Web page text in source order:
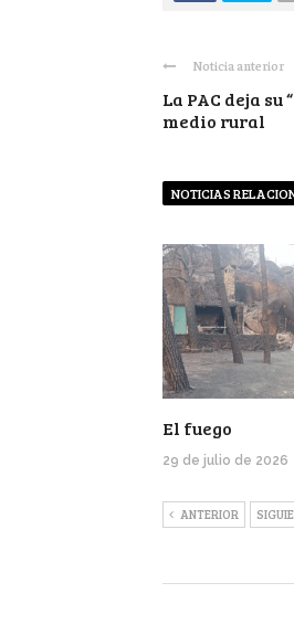
Noticia anterior
La PAC deja
medio rural
NOTICIAS
El fuego
29 de julio de 2026
ANTERIOR